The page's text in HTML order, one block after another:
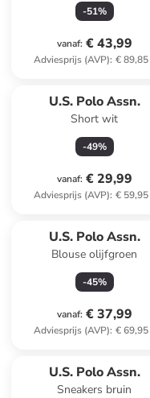
-51%
vanaf: € 43,99
Adviesprijs (AVP): € 89,85
U.S. Polo Assn.
Short wit
-49%
vanaf: € 29,99
Adviesprijs (AVP): € 59,95
U.S. Polo Assn.
Blouse olijfgroen
-45%
vanaf: € 37,99
Adviesprijs (AVP): € 69,95
U.S. Polo Assn.
Sneakers bruin